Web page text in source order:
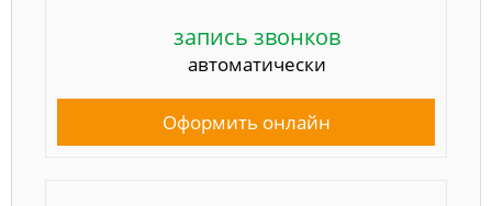
запись звонков
автоматически
Оформить онлайн